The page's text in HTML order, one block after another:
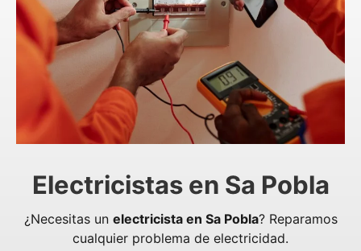
Electricistas en Sa Pobla
¿Necesitas un electricista en Sa Pobla? Reparamos
cualquier problema de electricidad.